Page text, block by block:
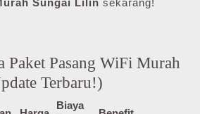
Paket Pasang WiFi Murah
Terbaru!)
Biaya